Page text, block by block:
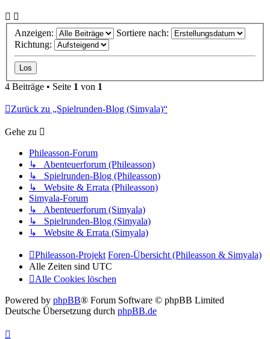
Anzeigen:
Sortiere nach:
Richtung:
4 Beiträge • Seite 1 von 1
Zurück zu „Spielrunden-Blog (Simyala)“
Gehe zu
Phileasson-Forum
↳ Abenteuerforum (Phileasson)
↳ Spielrunden-Blog (Phileasson)
↳ Website & Errata (Phileasson)
Simyala-Forum
↳ Abenteuerforum (Simyala)
↳ Spielrunden-Blog (Simyala)
↳ Website & Errata (Simyala)
Phileasson-Projekt Foren-Übersicht (Phileasson & Simyala)
Alle Zeiten sind UTC
Alle Cookies löschen
Powered by phpBB® Forum Software © phpBB Limited
Deutsche Übersetzung durch phpBB.de